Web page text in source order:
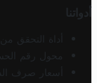
أدواتنا
أداة التحقق
محول رقم
أسعار صرف